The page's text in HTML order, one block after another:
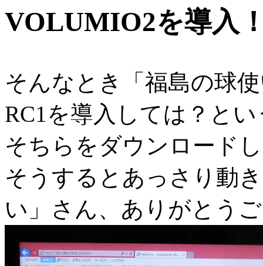
VOLUMIO2を導入
そんなとき「福島の球
RC1を導入しては？と
そちらをダウンロード
そうするとあっさり動
い」さん、ありがとう